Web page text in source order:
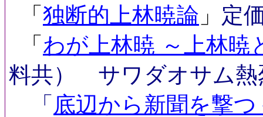
「 独断的上林暁論 」 定
「 わが上林暁 ～上林暁
料共） サワダオサム熱
「 底辺から新聞を撃